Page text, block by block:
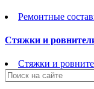
Ремонтные
Стяжки и
Стяжки и